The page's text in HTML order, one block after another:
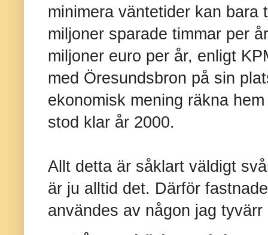
minimera väntetider kan bara
miljoner sparade timmar per
miljoner euro per år, enligt
med Öresundsbron på sin
ekonomisk mening räkna
stod klar år 2000.
Allt detta är såklart väldigt
är ju alltid det. Därför
användes av någon jag tyvärr